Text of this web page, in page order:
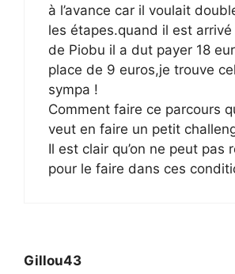
à l’avance car il voulait
les étapes.quand il est
de Piobu il a dut payer 18
place de 9 euros,je trouve
sympa !
Comment faire ce parcours
veut en faire un petit
Il est clair qu’on ne peut pas
pour le faire dans ces
Gillou43